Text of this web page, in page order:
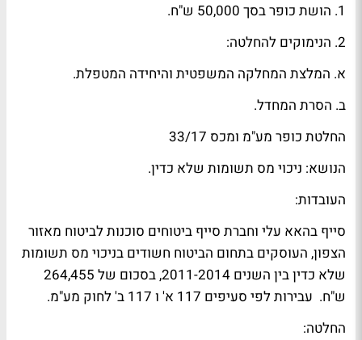
1. הושת כופר בסך 50,000 ש"ח.
2. הנימוקים להחלטה:
א. המלצת המחלקה המשפטית והיחידה המטפלת.
ב. הסרת המחדל.
החלטת כופר מע"מ ומכס 33/17
הנושא: ניכוי מס תשומות שלא כדין.
העובדות:
סייף בהאא עלי וחברת סייף ביטוחים סוכנות לביטוח מאזור
הצפון, העוסקים בתחום הביטוח חשודים בניכוי מס תשומות
שלא כדין בין השנים 2011-2014, בסכום של 264,455
ש"ח. עבירות לפי סעיפים 117 א' ו 117 ב' לחוק מע"מ.
החלטה: